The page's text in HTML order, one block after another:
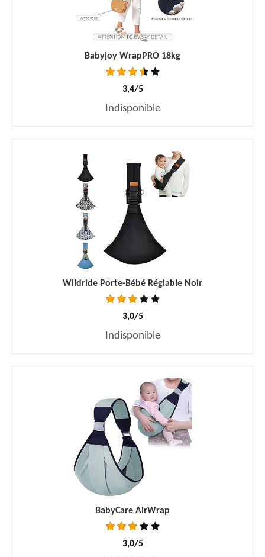
Babyjoy WrapPRO 18kg
3,4/5
Indisponible
Wildride Porte-Bébé Réglable Noir
3,0/5
Indisponible
BabyCare AirWrap
3,0/5